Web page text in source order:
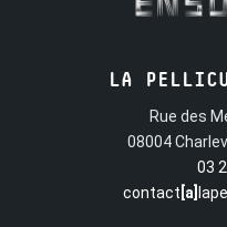
LA
Rue des
08004
03
contact [a]